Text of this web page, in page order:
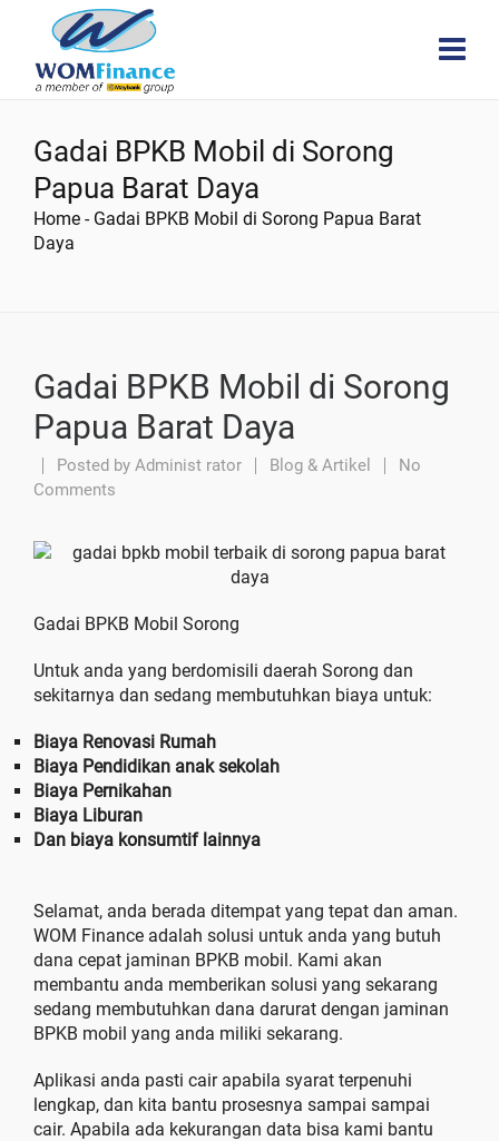
Gadai BPKB Mobil di Sorong
Papua Barat Daya
Home - Gadai BPKB Mobil di Sorong Papua Barat
Daya
Gadai BPKB Mobil di Sorong
Papua Barat Daya
Posted by Administ rator Blog & Artikel
No
Comments
Gadai BPKB Mobil Sorong
Untuk anda yang berdomisili daerah Sorong dan
sekitarnya dan sedang membutuhkan biaya untuk:
Biaya Renovasi Rumah
Biaya Pendidikan anak sekolah
Biaya Pernikahan
Biaya Liburan
Dan biaya konsumtif lainnya
Selamat, anda berada ditempat yang tepat dan aman.
WOM Finance adalah solusi untuk anda yang butuh
dana cepat jaminan BPKB mobil. Kami akan
membantu anda memberikan solusi yang sekarang
sedang membutuhkan dana darurat dengan jaminan
BPKB mobil yang anda miliki sekarang.
Aplikasi anda pasti cair apabila syarat terpenuhi
lengkap, dan kita bantu prosesnya sampai sampai
cair. Apabila ada kekurangan data bisa kami bantu